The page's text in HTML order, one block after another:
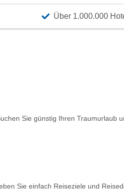
Über 1.000.000
Sie günstig Ihren Traumurlaub
Sie einfach Reiseziele und